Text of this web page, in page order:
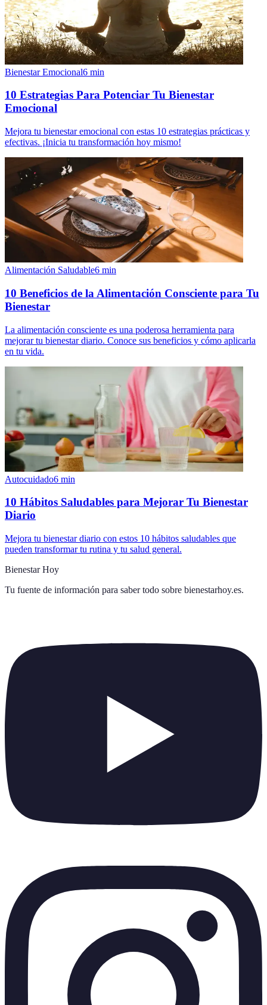
Bienestar Emocional6 min
10 Estrategias Para Potenciar Tu Bienestar
Emocional
Mejora tu bienestar emocional con estas 10 estrategias prácticas y
efectivas. ¡Inicia tu transformación hoy mismo!
Alimentación Saludable6 min
10 Beneficios de la Alimentación Consciente para Tu
Bienestar
La alimentación consciente es una poderosa herramienta para
mejorar tu bienestar diario. Conoce sus beneficios y cómo aplicarla
en tu vida.
Autocuidado6 min
10 Hábitos Saludables para Mejorar Tu Bienestar
Diario
Mejora tu bienestar diario con estos 10 hábitos saludables que
pueden transformar tu rutina y tu salud general.
Bienestar Hoy
Tu fuente de información para saber todo sobre bienestarhoy.es.